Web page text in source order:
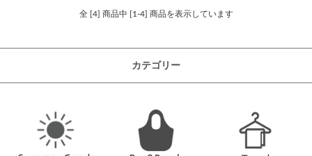
全 [4] 商品中 [1-4] 商品を表示しています
カテゴリー